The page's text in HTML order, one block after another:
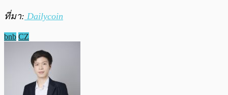
ที่มา: Dailycoin
bnb CZ